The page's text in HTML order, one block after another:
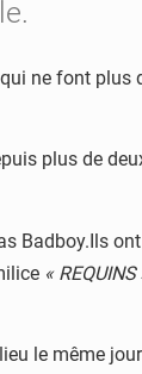
ne font plus
plus de
Badboy.Ils
« REQUINS
le même